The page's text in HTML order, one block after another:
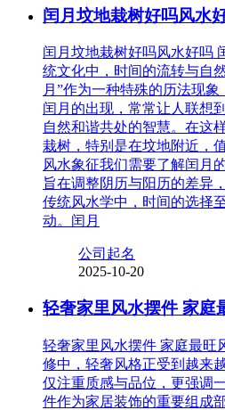
闰月坟地栽树好吗风水
闰月坟地栽树好吗风水好吗
统文化中，时间的流转与自
月”作为一种特殊的历法现象
闰月的出现，常常让人联想
自然和谐共处的智慧。在这
栽树，特别是在坟地附近，
风水象征我们需要了解闰月
旨在调整阴历与阳历的差异
传统风水学中，时间的选择
动。闰月
公司起名
2025-10-20
轻奢家里风水摆件 家庭
轻奢家里风水摆件 家庭最旺
修中，轻奢风格正受到越来
仅注重质感与品位，更强调
件作为家居装饰的重要组成